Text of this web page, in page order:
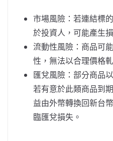
市場風險：若連結標
於投資人，可能產生
流動性風險：商品可
性，無法以合理價格
匯兌風險：部分商品
若有意於此類商品到
益由外幣轉換回新台
臨匯兌損失。